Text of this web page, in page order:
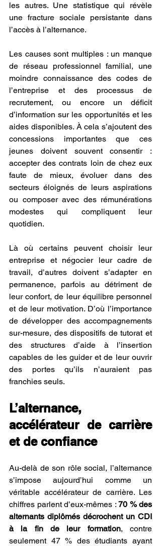
les autres. Une statistique qui révèle
une fracture sociale persistante dans
l’accès à l’alternance.
Les causes sont multiples : un manque
de réseau professionnel familial, une
moindre connaissance des codes de
l’entreprise et des processus de
recrutement, ou encore un déficit
d’information sur les opportunités et les
aides disponibles. À cela s’ajoutent des
concessions importantes que ces
jeunes doivent souvent consentir :
accepter des contrats loin de chez eux
faute de mieux, évoluer dans des
secteurs éloignés de leurs aspirations
ou composer avec des rémunérations
modestes qui compliquent leur
quotidien.
Là où certains peuvent choisir leur
entreprise et négocier leur cadre de
travail, d’autres doivent s’adapter en
permanence, parfois au détriment de
leur confort, de leur équilibre personnel
et de leur motivation. D’où l’importance
de développer des accompagnements
sur-mesure, des dispositifs de tutorat et
des structures d’aide à l’insertion
capables de les guider et de leur ouvrir
des portes qu’ils n’auraient pas
franchies seuls.
L’alternance,
accélérateur de carrière
et de confiance
Au-delà de son rôle social, l’alternance
s’impose aujourd’hui comme un
véritable accélérateur de carrière. Les
chiffres parlent d’eux-mêmes : 70 % des
alternants diplômés décrochent un CDI
à la fin de leur formation, contre
seulement 47 % des étudiants ayant